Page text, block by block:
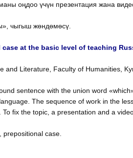
оңдоо үчүн презентация жана
чыгыш жөндөмөсү.
at the basic level of teaching
and Literature, Faculty of Humanities,
sentence with the union word
The sequence of work in the
fix the topic, a presentation and a
case.